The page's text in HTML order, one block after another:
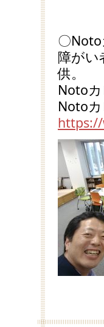
〇
障がい
供。
Noto
Noto